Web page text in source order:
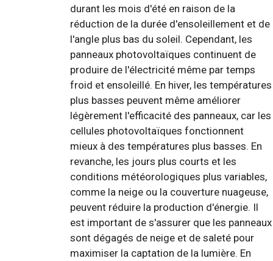
durant les mois d'été en raison de la
réduction de la durée d'ensoleillement et de
l'angle plus bas du soleil. Cependant, les
panneaux photovoltaïques continuent de
produire de l'électricité même par temps
froid et ensoleillé. En hiver, les températures
plus basses peuvent même améliorer
légèrement l'efficacité des panneaux, car les
cellules photovoltaïques fonctionnent
mieux à des températures plus basses. En
revanche, les jours plus courts et les
conditions météorologiques plus variables,
comme la neige ou la couverture nuageuse,
peuvent réduire la production d'énergie. Il
est important de s'assurer que les panneaux
sont dégagés de neige et de saleté pour
maximiser la captation de la lumière. En